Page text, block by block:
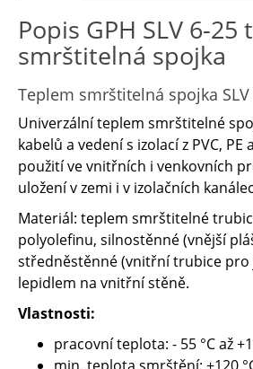
Popis GPH SLV 6-25
smrštitelná spojka
Teplem smrštitelná spojka SLV
Univerzální teplem smrštitelné
kabelů a vedení s izolací z PVC, PE
použití ve vnitřních i venkovních
uložení v zemi i v izolačních
Materiál: teplem smrštitelné
polyolefinu, silnostěnné (vnější
středněstěnné (vnitřní trubice pro
lepidlem na vnitřní stěně.
Vlastnosti:
pracovní teplota: - 55 °C až